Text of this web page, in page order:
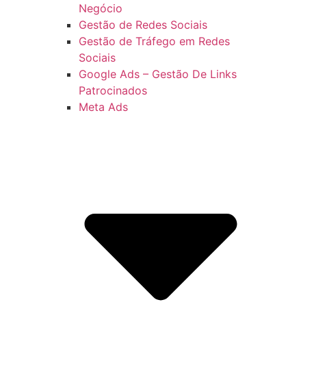
Negócio
Gestão de Redes Sociais
Gestão de Tráfego em Redes
Sociais
Google Ads – Gestão De Links
Patrocinados
Meta Ads